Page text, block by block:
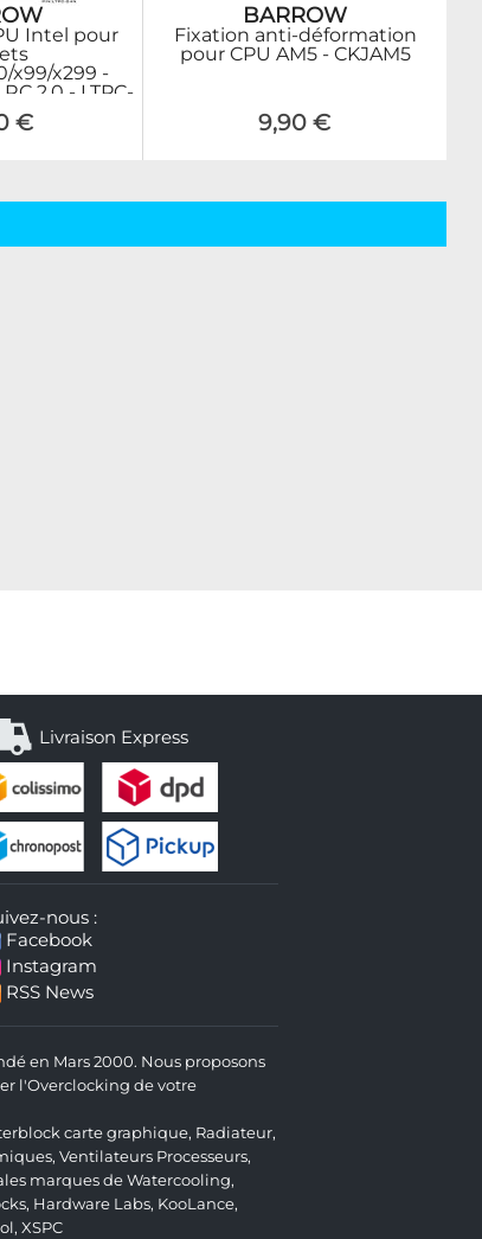
Intel pour
x99/x299 -
2.0 - LTPC-
€
BARROW
Fixation anti-déformation
pour CPU AM5 - CKJAM5
9,90 €
Livraison Express
nous :
Facebook
Instagram
RSS News
en Mars 2000. Nous proposons
l'Overclocking de votre
carte graphique, Radiateur,
, Ventilateurs Processeurs,
marques de Watercooling,
, Hardware Labs, KooLance,
, XSPC